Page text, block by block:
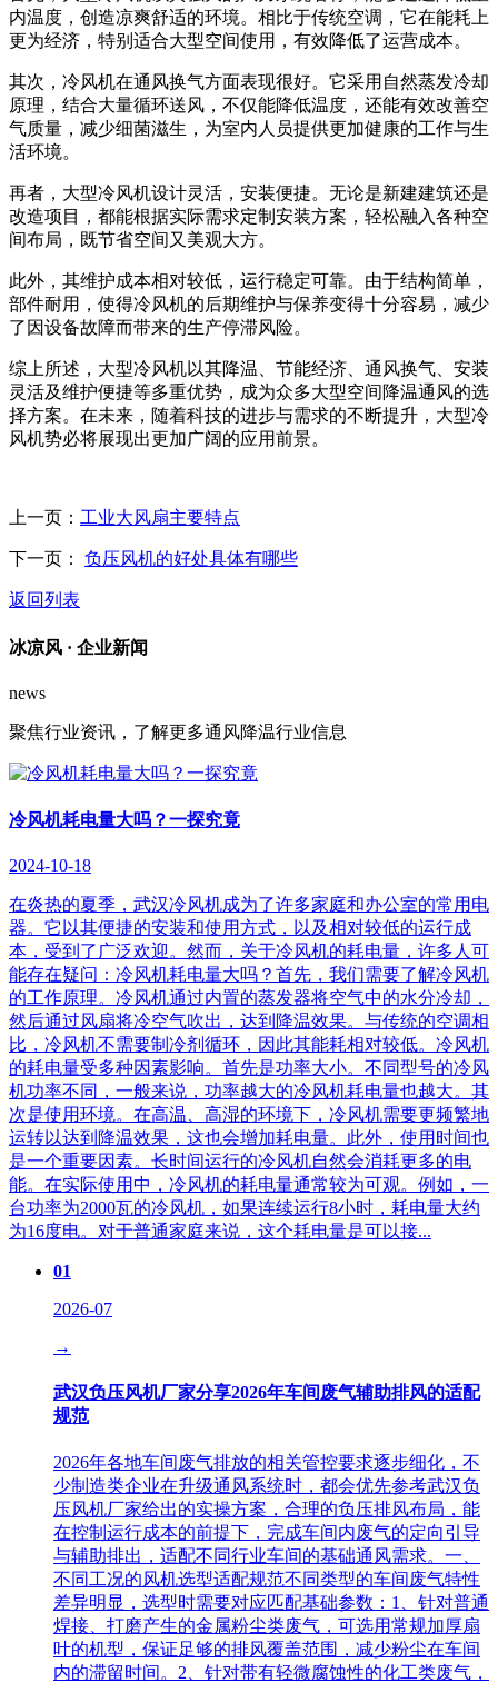
内温度，创造凉爽舒适的环境。相比于传统空调，它在能耗上
更为经济，特别适合大型空间使用，有效降低了运营成本。
其次，冷风机在通风换气方面表现很好。它采用自然蒸发冷却
原理，结合大量循环送风，不仅能降低温度，还能有效改善空
气质量，减少细菌滋生，为室内人员提供更加健康的工作与生
活环境。
再者，大型冷风机设计灵活，安装便捷。无论是新建建筑还是
改造项目，都能根据实际需求定制安装方案，轻松融入各种空
间布局，既节省空间又美观大方。
此外，其维护成本相对较低，运行稳定可靠。由于结构简单，
部件耐用，使得冷风机的后期维护与保养变得十分容易，减少
了因设备故障而带来的生产停滞风险。
综上所述，大型冷风机以其降温、节能经济、通风换气、安装
灵活及维护便捷等多重优势，成为众多大型空间降温通风的选
择方案。在未来，随着科技的进步与需求的不断提升，大型冷
风机势必将展现出更加广阔的应用前景。
上一页： 工业大风扇主要特点
下一页： 负压风机的好处具体有哪些
返回列表
冰凉风 · 企业新闻
news
聚焦行业资讯，了解更多通风降温行业信息
冷风机耗电量大吗？一探究竟
2024-10-18
在炎热的夏季，武汉冷风机成为了许多家庭和办公室的常用电
器。它以其便捷的安装和使用方式，以及相对较低的运行成
本，受到了广泛欢迎。然而，关于冷风机的耗电量，许多人可
能存在疑问：冷风机耗电量大吗？首先，我们需要了解冷风机
的工作原理。冷风机通过内置的蒸发器将空气中的水分冷却，
然后通过风扇将冷空气吹出，达到降温效果。与传统的空调相
比，冷风机不需要制冷剂循环，因此其能耗相对较低。冷风机
的耗电量受多种因素影响。首先是功率大小。不同型号的冷风
机功率不同，一般来说，功率越大的冷风机耗电量也越大。其
次是使用环境。在高温、高湿的环境下，冷风机需要更频繁地
运转以达到降温效果，这也会增加耗电量。此外，使用时间也
是一个重要因素。长时间运行的冷风机自然会消耗更多的电
能。在实际使用中，冷风机的耗电量通常较为可观。例如，一
台功率为2000瓦的冷风机，如果连续运行8小时，耗电量大约
为16度电。对于普通家庭来说，这个耗电量是可以接...
01
2026-07
→
武汉负压风机厂家分享2026年车间废气辅助排风的适配
规范
2026年各地车间废气排放的相关管控要求逐步细化，不
少制造类企业在升级通风系统时，都会优先参考武汉负
压风机厂家给出的实操方案，合理的负压排风布局，能
在控制运行成本的前提下，完成车间内废气的定向引导
与辅助排出，适配不同行业车间的基础通风需求。一、
不同工况的风机选型适配规范不同类型的车间废气特性
差异明显，选型时需要对应匹配基础参数：1、针对普通
焊接、打磨产生的金属粉尘类废气，可选用常规加厚扇
叶的机型，保证足够的排风覆盖范围，减少粉尘在车间
内的滞留时间。2、针对带有轻微腐蚀性的化工类废气，